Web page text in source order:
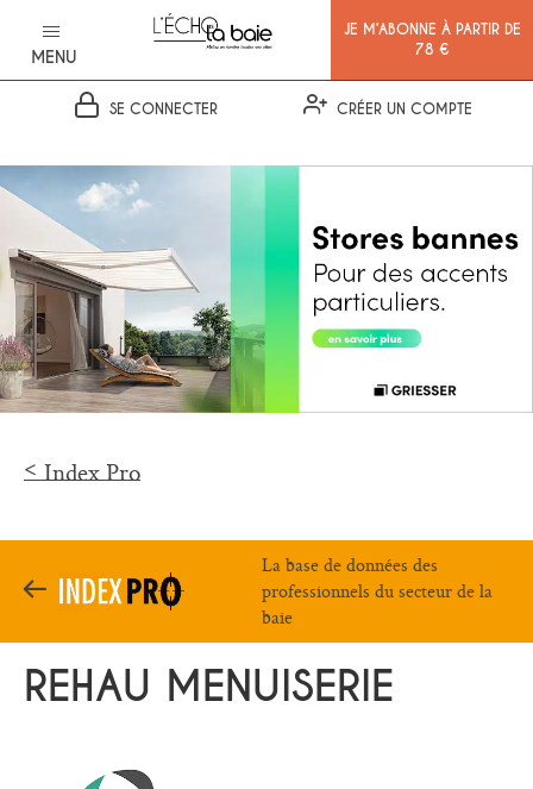
MENU
JE M’ABONNE À PARTIR DE
78 €
SE CONNECTER CRÉER UN COMPTE
Index Pro
La base de données des
professionnels du secteur de la
baie
REHAU MENUISERIE